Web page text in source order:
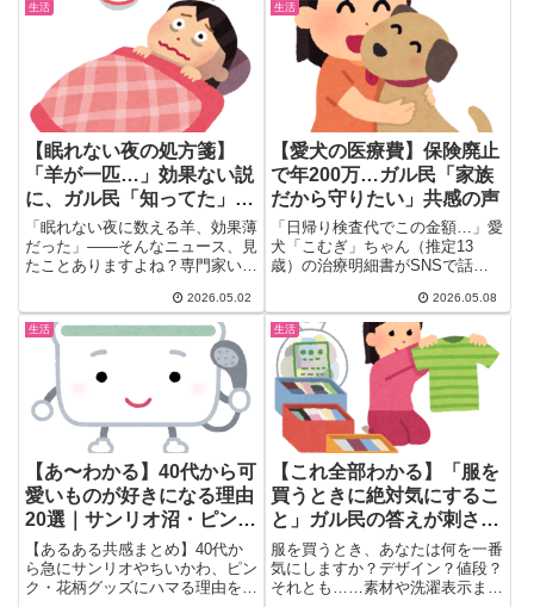
生活
【眠れない夜の処方箋】
「羊が一匹…」効果ない説
に、ガル民「知ってた」
「ふーせんもどうなの」
「眠れない夜に数える羊、効果薄
だった」——そんなニュース、見
たことありますよね？専門家いわ
2026.05.02
生活
【愛犬の医療費】保険廃止
で年200万…ガル民「家族
だから守りたい」共感の声
「日帰り検査代でこの金額…」愛
犬「こむぎ」ちゃん（推定13
歳）の治療明細書がSNSで話題
2026.05.08
生活
【あ〜わかる】40代から可
愛いものが好きになる理由
20選｜サンリオ沼・ピンク
愛の本音まとめ
【あるある共感まとめ】40代か
ら急にサンリオやちいかわ、ピン
ク・花柄グッズにハマる理由をガ
生活
【これ全部わかる】「服を
買うときに絶対気にするこ
と」ガル民の答えが刺さり
すぎる件｜素材・洗濯・試
着室の悲劇
服を買うとき、あなたは何を一番
気にしますか？デザイン？値段？
それとも……素材や洗濯表示まで